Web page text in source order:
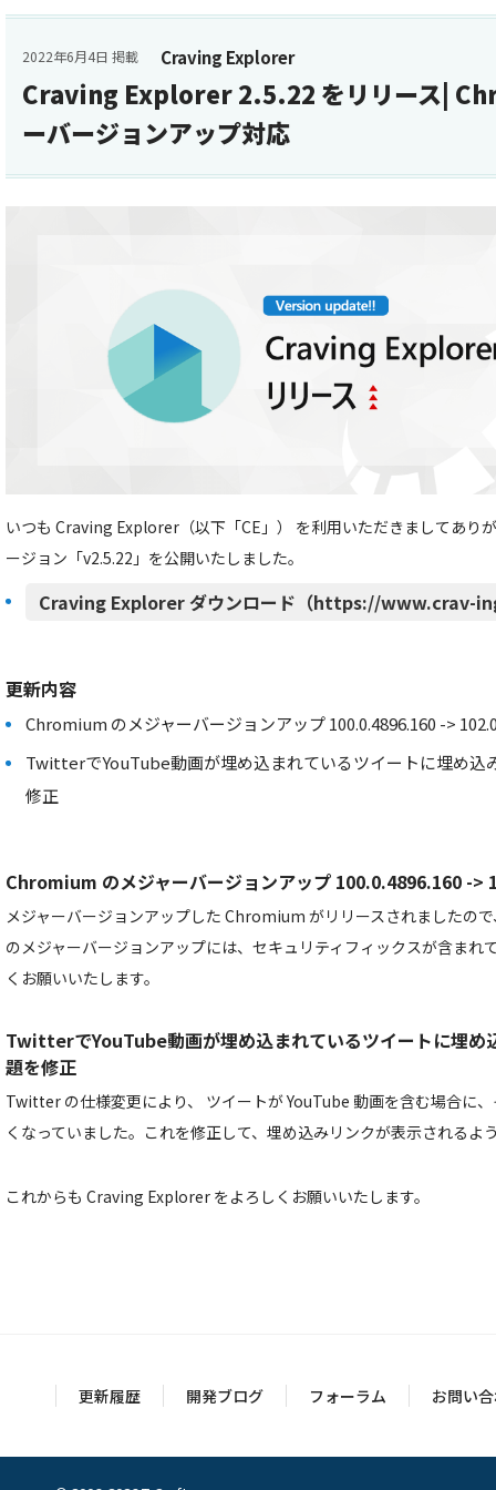
Craving Explorer
2022年6月4日 掲載
Craving Explorer 2.5.22 をリリース|
ーバージョンアップ対応
いつも Craving Explorer（以下「CE」） を利用いただきましてあり
ージョン「v2.5.22」を公開いたしました。
Craving Explorer ダウンロード（https://www.crav-
更新内容
Chromium のメジャーバージョンアップ 100.0.4896.160 ->
TwitterでYouTube動画が埋め込まれているツイートに埋め込
修正
Chromium のメジャーバージョンアップ 100.0.4896.160 ->
メジャーバージョンアップした Chromium がリリースされましたの
のメジャーバージョンアップには、セキュリティフィックスが含まれ
くお願いいたします。
TwitterでYouTube動画が埋め込まれているツイートに埋め
題を修正
Twitter の仕様変更により、 ツイートが YouTube 動画を含む場合に
くなっていました。これを修正して、埋め込みリンクが表示されるよ
これからも Craving Explorer をよろしくお願いいたします。
更新履歴 開発ブログ フォーラム お問い